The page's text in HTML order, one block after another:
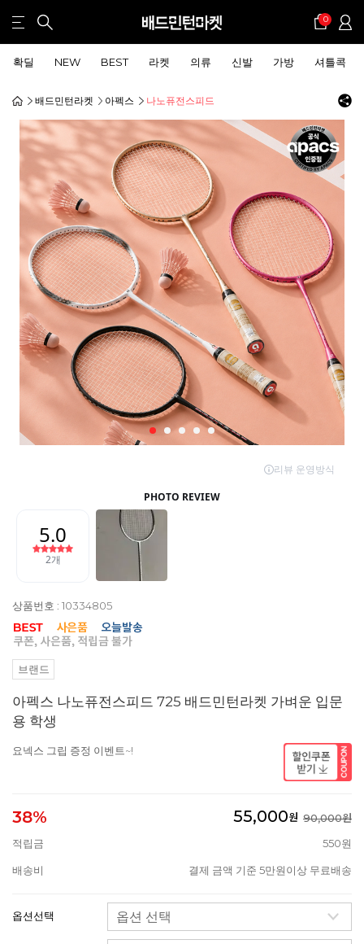
0
확딜 NEW BEST 라켓 의류 신발 가방 셔틀콕
배드민턴라켓 아펙스 나노퓨전스피드
상품번호 : 10334805
브랜드
아펙스 나노퓨전스피드 725 배드민턴라켓 가벼운 입문
용 학생
요넥스 그립 증정 이벤트~!
38% 55,000원 90,000원
적립금
550원
배송비 결제 금액 기준 5만원이상 무료배송
옵션선택